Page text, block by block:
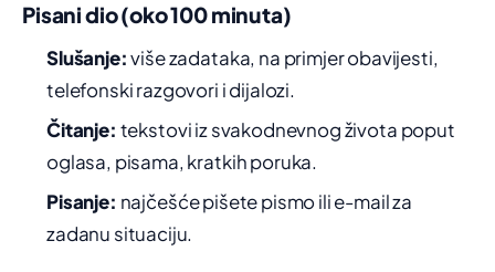
Pisani dio (oko 100 minuta)
Slušanje:više zadataka, na primjer obavijesti,
telefonski razgovori i dijalozi.
Čitanje: tekstovi iz svakodnevnog života poput
oglasa, pisama, kratkih poruka.
Pisanje: najčešće pišete pismo ili e-mail za
zadanu situaciju.